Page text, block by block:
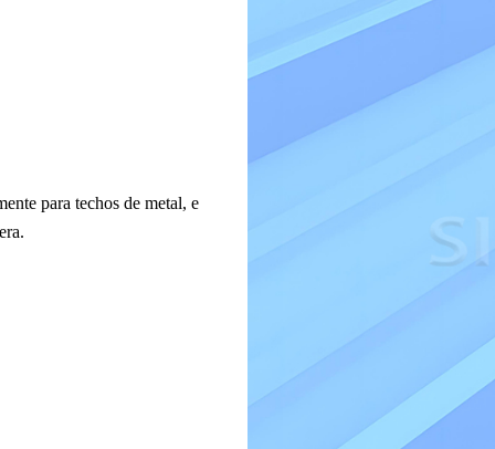
para techos de metal, e